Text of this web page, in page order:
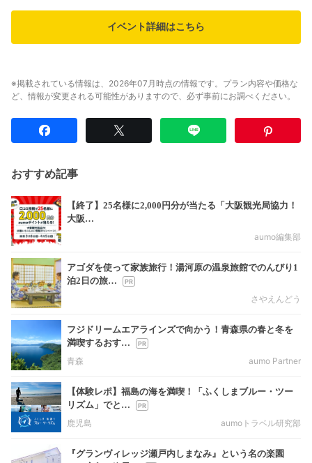
イベント詳細はこちら
※掲載されている情報は、2026年07月時点の情報です。プラン内容や価格な
ど、情報が変更される可能性がありますので、必ず事前にお調べください。
おすすめ記事
【終了】25名様に2,000円分が当たる「大阪観光局協力！
大阪…
aumo編集部
アゴダを使って家族旅行！湯河原の温泉旅館でのんびり1
泊2日の旅…
さやえんどう
フジドリームエアラインズで向かう！青森県の春と冬を
満喫するおす…
青森
aumo Partner
【体験レポ】福島の海を満喫！「ふくしまブルー・ツー
リズム」でと…
鹿児島
aumoトラベル研究部
『グランヴィレッジ瀬戸内しまなみ』という名の楽園